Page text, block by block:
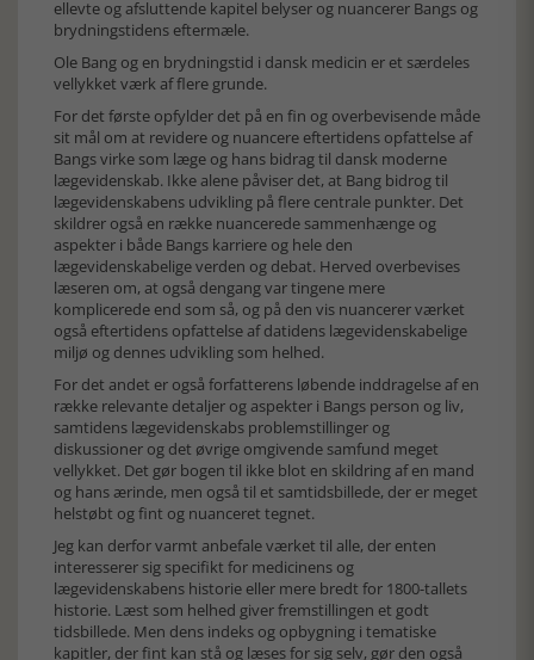
ellevte og afsluttende kapitel belyser og nuancerer Bangs og
brydningstidens eftermæle.
Ole Bang og en brydningstid i dansk medicin er et særdeles
vellykket værk af flere grunde.
For det første opfylder det på en fin og overbevisende måde
sit mål om at revidere og nuancere eftertidens opfattelse af
Bangs virke som læge og hans bidrag til dansk moderne
lægevidenskab. Ikke alene påviser det, at Bang bidrog til
lægevidenskabens udvikling på flere centrale punkter. Det
skildrer også en række nuancerede sammenhænge og
aspekter i både Bangs karriere og hele den
lægevidenskabelige verden og debat. Herved overbevises
læseren om, at også dengang var tingene mere
komplicerede end som så, og på den vis nuancerer værket
også eftertidens opfattelse af datidens lægevidenskabelige
miljø og dennes udvikling som helhed.
For det andet er også forfatterens løbende inddragelse af en
række relevante detaljer og aspekter i Bangs person og liv,
samtidens lægevidenskabs problemstillinger og
diskussioner og det øvrige omgivende samfund meget
vellykket. Det gør bogen til ikke blot en skildring af en mand
og hans ærinde, men også til et samtidsbillede, der er meget
helstøbt og fint og nuanceret tegnet.
Jeg kan derfor varmt anbefale værket til alle, der enten
interesserer sig specifikt for medicinens og
lægevidenskabens historie eller mere bredt for 1800-tallets
historie. Læst som helhed giver fremstillingen et godt
tidsbillede. Men dens indeks og opbygning i tematiske
kapitler, der fint kan stå og læses for sig selv, gør den også